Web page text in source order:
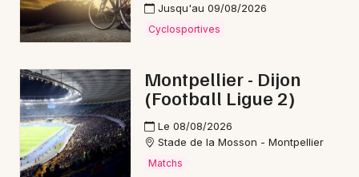
Choisir mes départements
Mon email
Je m'abonne
Jusqu'au 09/08/2026
Cyclosportives
Montpellier - Dijon
(Football Ligue 2)
Le 08/08/2026
Stade de la Mosson - Montpellier
Matchs